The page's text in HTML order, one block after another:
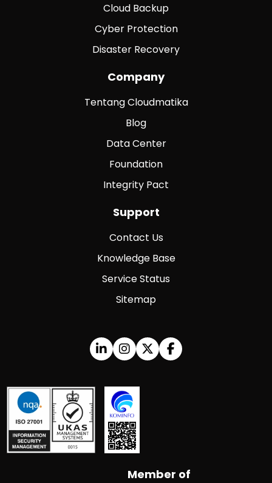
Cloud Backup
Cyber Protection
Disaster Recovery
Company
Tentang Cloudmatika
Blog
Data Center
Foundation
Integrity Pact
Support
Contact Us
Knowledge Base
Service Status
Sitemap
Member of